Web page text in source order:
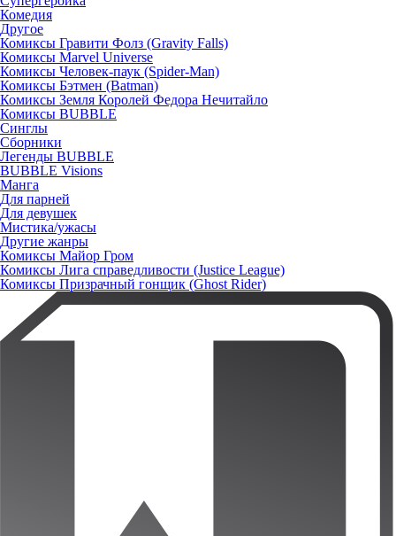
Комедия
Другое
Комиксы Гравити Фолз (Gravity Falls)
Комиксы Marvel Universe
Комиксы Человек-паук (Spider-Man)
Комиксы Бэтмен (Batman)
Комиксы Земля Королей Федора Нечитайло
Комиксы BUBBLE
Синглы
Сборники
Легенды BUBBLE
BUBBLE Visions
Манга
Для парней
Для девушек
Мистика/ужасы
Другие жанры
Комиксы Майор Гром
Комиксы Лига справедливости (Justice League)
Комиксы Призрачный гонщик (Ghost Rider)